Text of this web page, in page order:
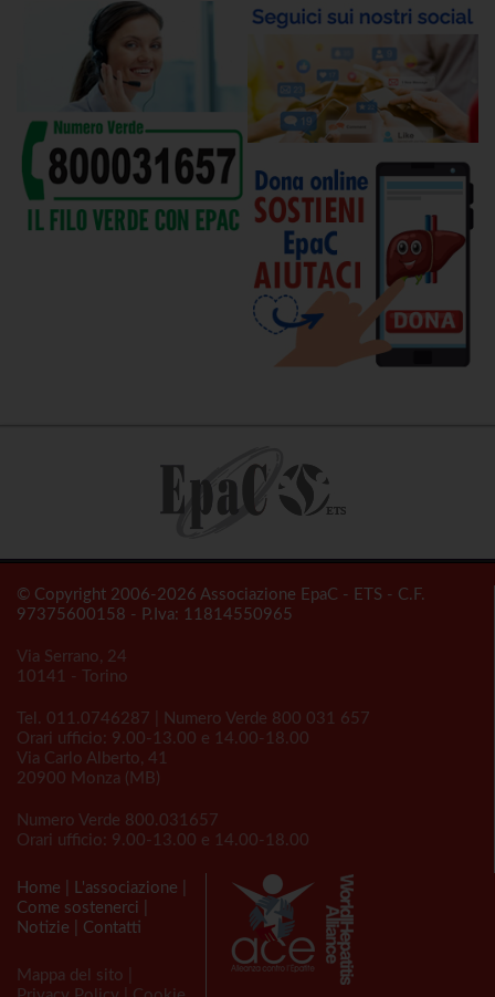
© Copyright 2006-2026 Associazione EpaC - ETS - C.F.
97375600158 - P.Iva: 11814550965
Via Serrano, 24
10141 - Torino
Tel. 011.0746287 | Numero Verde 800 031 657
Orari ufficio: 9.00-13.00 e 14.00-18.00
Via Carlo Alberto, 41
20900 Monza (MB)
Numero Verde 800.031657
Orari ufficio: 9.00-13.00 e 14.00-18.00
Home L'associazione
Come sostenerci
Notizie
Contatti
Mappa del sito